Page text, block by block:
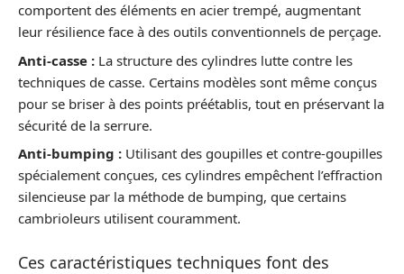
comportent des éléments en acier trempé, augmentant
leur résilience face à des outils conventionnels de perçage.
Anti-casse : La structure des cylindres lutte contre les
techniques de casse. Certains modèles sont même conçus
pour se briser à des points préétablis, tout en préservant la
sécurité de la serrure.
Anti-bumping : Utilisant des goupilles et contre-goupilles
spécialement conçues, ces cylindres empêchent l’effraction
silencieuse par la méthode de bumping, que certains
cambrioleurs utilisent couramment.
Ces caractéristiques techniques font des